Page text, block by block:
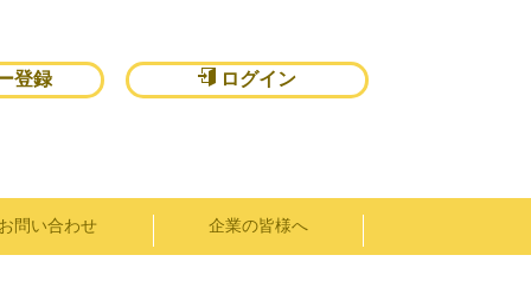
登録 ログイン
問い合わせ 企業の皆様へ